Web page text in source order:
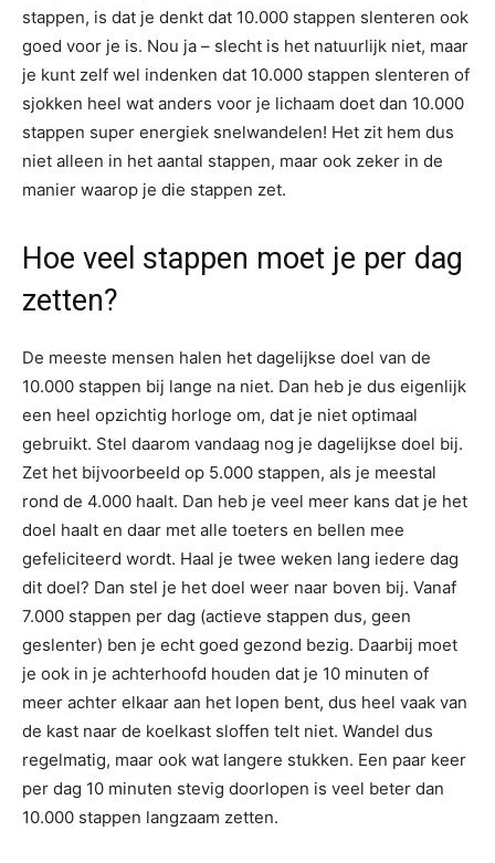
stappen, is dat je denkt dat 10.000 stappen slenteren ook
goed voor je is. Nou ja – slecht is het natuurlijk niet, maar
je kunt zelf wel indenken dat 10.000 stappen slenteren of
sjokken heel wat anders voor je lichaam doet dan 10.000
stappen super energiek snelwandelen! Het zit hem dus
niet alleen in het aantal stappen, maar ook zeker in de
manier waarop je die stappen zet.
Hoe veel stappen moet je per dag
zetten?
De meeste mensen halen het dagelijkse doel van de
10.000 stappen bij lange na niet. Dan heb je dus eigenlijk
een heel opzichtig horloge om, dat je niet optimaal
gebruikt. Stel daarom vandaag nog je dagelijkse doel bij.
Zet het bijvoorbeeld op 5.000 stappen, als je meestal
rond de 4.000 haalt. Dan heb je veel meer kans dat je het
doel haalt en daar met alle toeters en bellen mee
gefeliciteerd wordt. Haal je twee weken lang iedere dag
dit doel? Dan stel je het doel weer naar boven bij. Vanaf
7.000 stappen per dag (actieve stappen dus, geen
geslenter) ben je echt goed gezond bezig. Daarbij moet
je ook in je achterhoofd houden dat je 10 minuten of
meer achter elkaar aan het lopen bent, dus heel vaak van
de kast naar de koelkast sloffen telt niet. Wandel dus
regelmatig, maar ook wat langere stukken. Een paar keer
per dag 10 minuten stevig doorlopen is veel beter dan
10.000 stappen langzaam zetten.